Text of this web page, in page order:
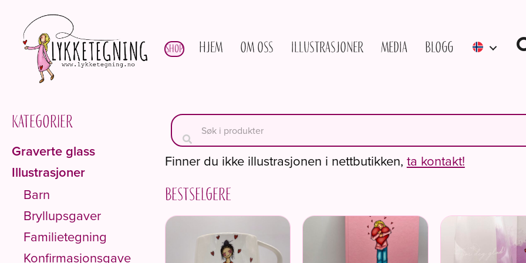
Shop Hjem Om oss Illustrasjoner Media Blogg
Kategorier
Graverte glass
Illustrasjoner
Barn
Bryllupsgaver
Familietegning
Konfirmasjonsgave
Finner du ikke illustrasjonen i nettbutikken, ta kontakt!
Bestselgere